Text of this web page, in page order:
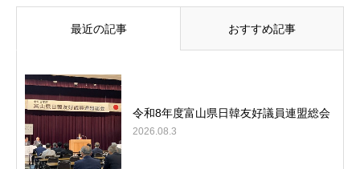
最近の記事 おすすめ記事
令和8年度富山県日韓友好議員連盟総会
2026.08.3